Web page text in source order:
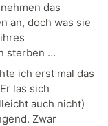
das
an, doch was sie
sterben …
ich erst mal das
las sich
auch nicht)
Zwar